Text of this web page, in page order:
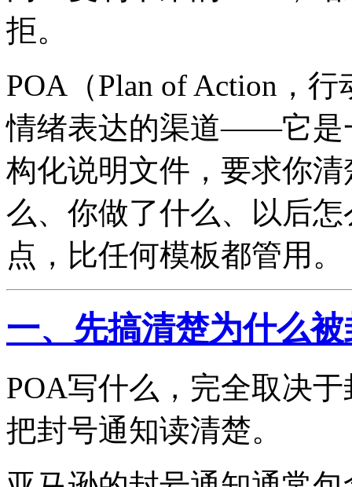
拒。
POA（Plan of Action，
情绪表达的渠道——它是
构化说明文件，要求你
么、你做了什么、以后
点，比任何模板都管用。
一、先搞清楚为什么被
POA写什么，完全取决
把封号通知读清楚。